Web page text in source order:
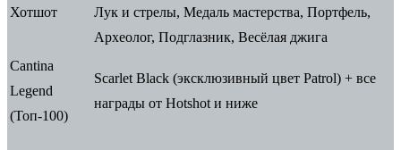
Хотшот
Лук и стрелы, Медаль мастерства, Портфель,
Археолог, Подглазник, Весёлая джига
Cantina
Legend
(Топ-100)
Scarlet Black (эксклюзивный цвет Patrol) + все
награды от Hotshot и ниже